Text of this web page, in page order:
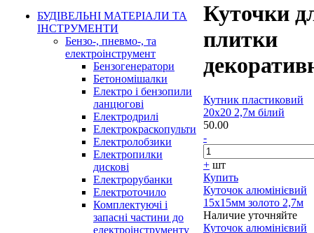
БУДІВЕЛЬНІ МАТЕРІАЛИ ТА
ІНСТРУМЕНТИ
Бензо-, пневмо-, та
електроінструмент
Бензогенератори
Бетономішалки
Електро і бензопили
ланцюгові
Електродрилі
Електрокраскопульти
Електролобзики
Електропилки
дискові
Електрорубанки
Електроточило
Комплектуючі і
запасні частини до
електроінструменту
Куточки
плитки
Кутник пластиковий
20х20 2,7м білий
50.00
-
+ шт
Купить
Куточок алюмінієвий
15х15мм золото 2,7м
Наличие уточняйте
Куточок алюмінієвий